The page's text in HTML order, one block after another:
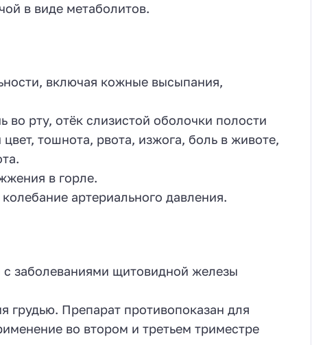
в виде метаболитов.
включая кожные высыпания,
рту, отёк слизистой оболочки полости
тошнота, рвота, изжога, боль в животе,
в горле.
артериального давления.
с заболеваниями щитовидной железы
Препарат противопоказан для
во втором и третьем триместре